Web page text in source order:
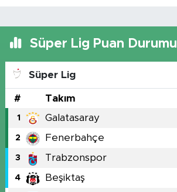
Süper Lig Puan Durumu
Süper Lig
# Takım
1 Galatasaray
2 Fenerbahçe
3 Trabzonspor
4 Beşiktaş